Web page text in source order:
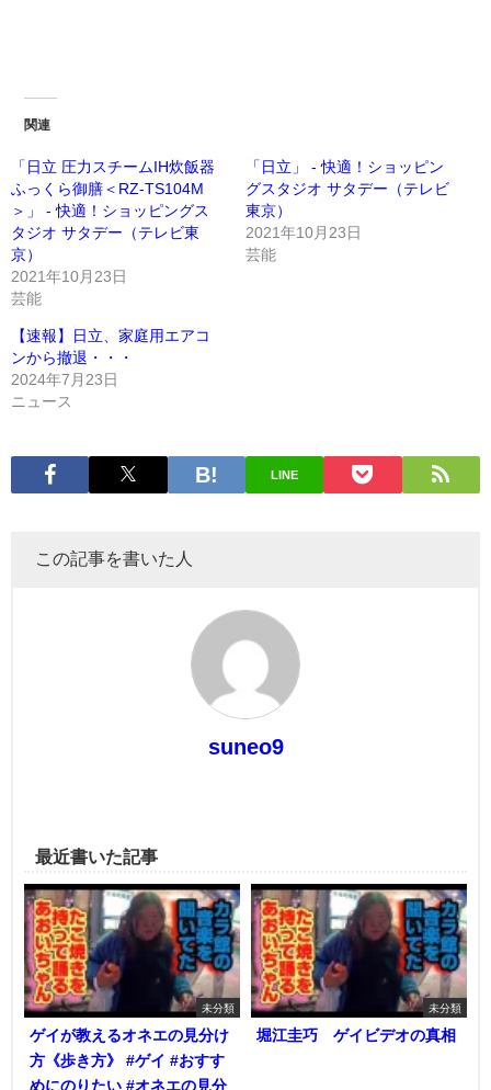
関連
「日立 圧力スチームIH炊飯器
ふっくら御膳＜RZ-TS104M
＞」 - 快適！ショッピングス
タジオ サタデー（テレビ東
京）
2021年10月23日
芸能
「日立」 - 快適！ショッピン
グスタジオ サタデー（テレビ
東京）
2021年10月23日
芸能
【速報】日立、家庭用エアコ
ンから撤退・・・
2024年7月23日
ニュース
LINE
この記事を書いた人
suneo9
最近書いた記事
未分類
ゲイが教えるオネエの見分け
方《歩き方》 #ゲイ #おすす
めにのりたい #オネエの見分
未分類
堀江圭巧 ゲイビデオの真相